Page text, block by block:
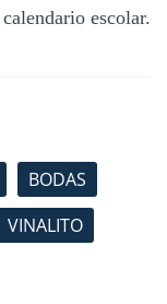
escolar.
BODAS
VINALITO